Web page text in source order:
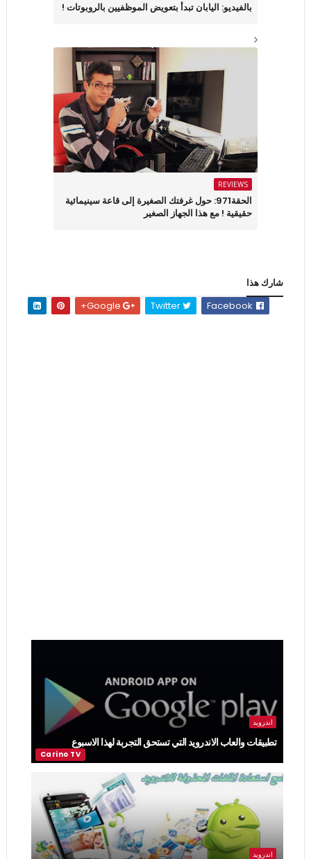
بالفيديو: اليابان تبدأ بتعويض الموظفيين بالروبوتات !
REVIEWS
الحقة971: حول غرفتك الصغيرة إلى قاعة سينيمائية
حقيقية ! مع هذا الجهاز الصغير
شارك هذا
Twitter
اندرويد
تطبيقات والعاب الاندرويد التي تستحق التجربة لهذا الاسبوع
اندرويد